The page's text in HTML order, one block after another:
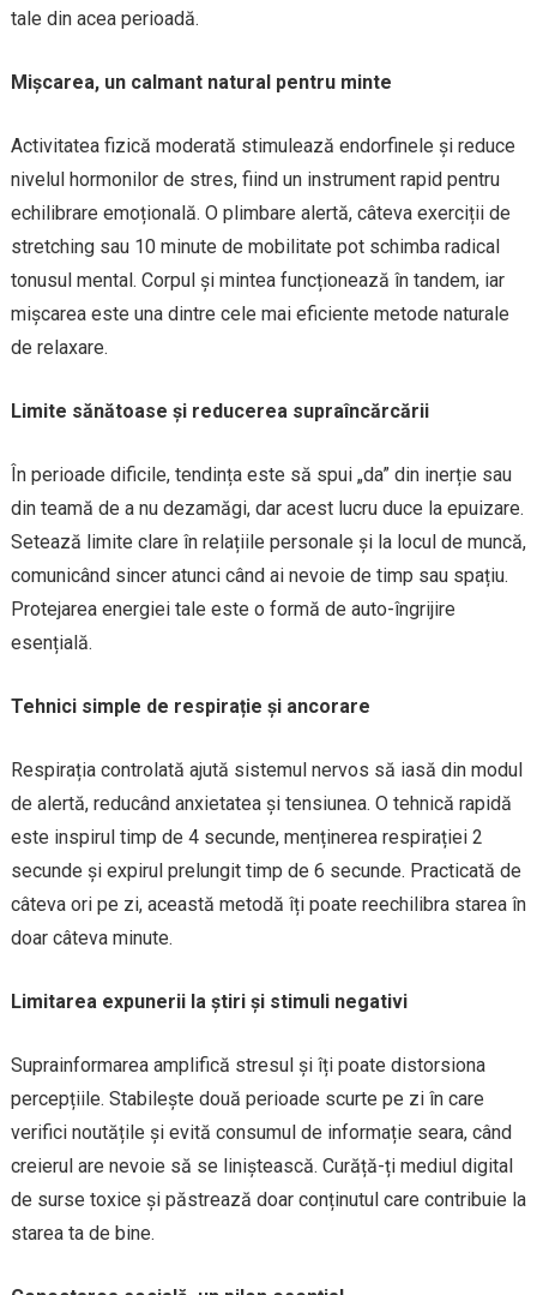
tale din acea perioadă.
Mișcarea, un calmant natural pentru minte
Activitatea fizică moderată stimulează endorfinele și reduce
nivelul hormonilor de stres, fiind un instrument rapid pentru
echilibrare emoțională. O plimbare alertă, câteva exerciții de
stretching sau 10 minute de mobilitate pot schimba radical
tonusul mental. Corpul și mintea funcționează în tandem, iar
mișcarea este una dintre cele mai eficiente metode naturale
de relaxare.
Limite sănătoase și reducerea supraîncărcării
În perioade dificile, tendința este să spui „da” din inerție sau
din teamă de a nu dezamăgi, dar acest lucru duce la epuizare.
Setează limite clare în relațiile personale și la locul de muncă,
comunicând sincer atunci când ai nevoie de timp sau spațiu.
Protejarea energiei tale este o formă de auto-îngrijire
esențială.
Tehnici simple de respirație și ancorare
Respirația controlată ajută sistemul nervos să iasă din modul
de alertă, reducând anxietatea și tensiunea. O tehnică rapidă
este inspirul timp de 4 secunde, menținerea respirației 2
secunde și expirul prelungit timp de 6 secunde. Practicată de
câteva ori pe zi, această metodă îți poate reechilibra starea în
doar câteva minute.
Limitarea expunerii la știri și stimuli negativi
Suprainformarea amplifică stresul și îți poate distorsiona
percepțiile. Stabilește două perioade scurte pe zi în care
verifici noutățile și evită consumul de informație seara, când
creierul are nevoie să se liniștească. Curăță-ți mediul digital
de surse toxice și păstrează doar conținutul care contribuie la
starea ta de bine.